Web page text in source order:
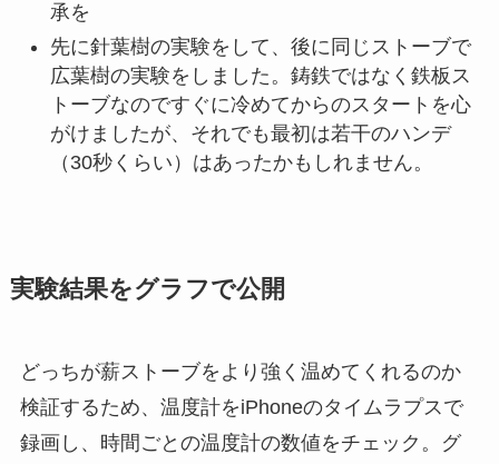
承を
先に針葉樹の実験をして、後に同じストーブで
広葉樹の実験をしました。鋳鉄ではなく鉄板ス
トーブなのですぐに冷めてからのスタートを心
がけましたが、それでも最初は若干のハンデ
（30秒くらい）はあったかもしれません。
実験結果をグラフで公開
どっちが薪ストーブをより強く温めてくれるのか
検証するため、温度計をiPhoneのタイムラプスで
録画し、時間ごとの温度計の数値をチェック。グ